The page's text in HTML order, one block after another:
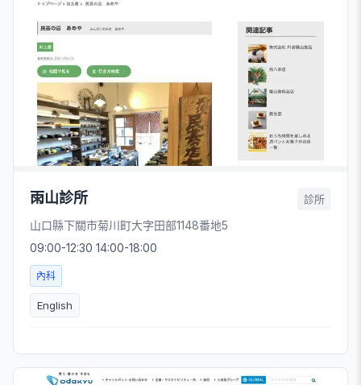
雨山診所 診所
山口縣下關市菊川町大字田部1148番地5
09:00-12:30 14:00-18:00
內科
English